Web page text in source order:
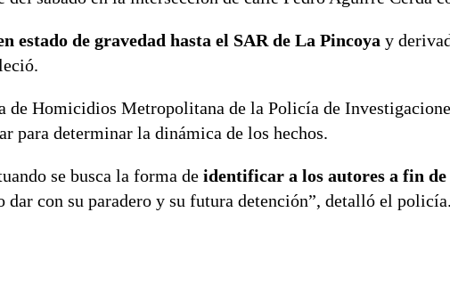
estado de gravedad hasta el SAR de La Pincoya y
de Homicidios Metropolitana de la Policía de
para determinar la dinámica de los hechos.
se busca la forma de identificar a los autores a fin
dar con su paradero y su futura detención”, detalló el policía.